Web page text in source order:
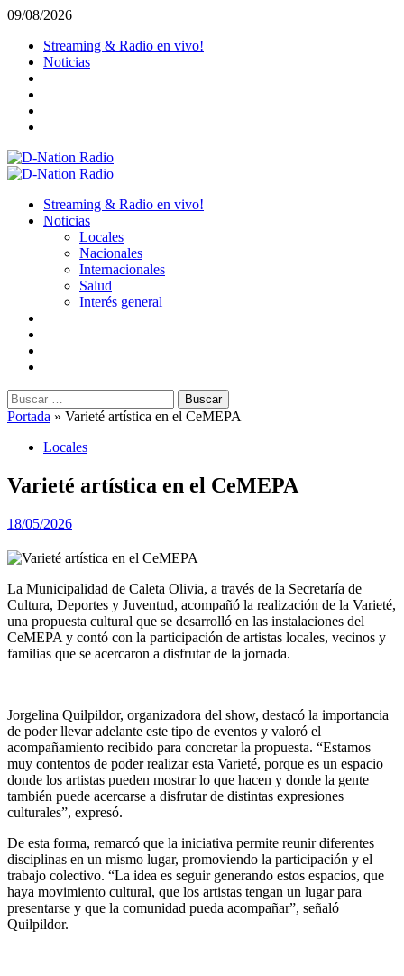
Saltar
contenido
09/08/2026
Streaming & Radio en vivo!
Noticias
Menú
Streaming & Radio en vivo!
Noticias
Locales
Nacionales
Internacionales
Salud
Interés general
Buscar:
Portada » Varieté artística en el CeMEPA
Locales
Varieté artística en el CeMEPA
18/05/2026
La Municipalidad de Caleta Olivia, a través de la Secretaría de
Cultura, Deportes y Juventud, acompañó la realización de la Varieté,
una propuesta cultural que se desarrolló en las instalaciones del
CeMEPA y contó con la participación de artistas locales, vecinos y
familias que se acercaron a disfrutar de la jornada.
Jorgelina Quilpildor, organizadora del show, destacó la importancia
de poder llevar adelante este tipo de eventos y valoró el
acompañamiento recibido para concretar la propuesta. “Estamos
muy contentos de poder realizar esta Varieté, porque es un espacio
donde los artistas pueden mostrar lo que hacen y donde la gente
también puede acercarse a disfrutar de distintas expresiones
culturales”, expresó.
De esta forma, remarcó que la iniciativa permite reunir diferentes
disciplinas en un mismo lugar, promoviendo la participación y el
trabajo colectivo. “La idea es seguir generando estos espacios, que
haya movimiento cultural, que los artistas tengan un lugar para
presentarse y que la comunidad pueda acompañar”, señaló
Quilpildor.